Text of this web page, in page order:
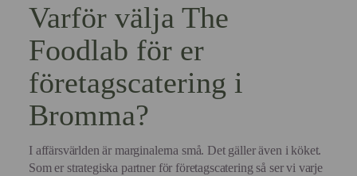
Varför välja The
Foodlab för er
företagscatering i
Bromma?
I affärsvärlden är marginalerna små. Det gäller även i köket.
Som er strategiska partner för företagscatering så ser vi varje